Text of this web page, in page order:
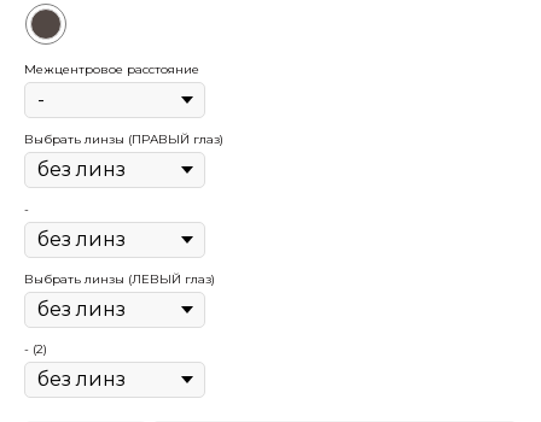
Межцентровое расстояние
Выбрать линзы (ПРАВЫЙ глаз)
-
Выбрать линзы (ЛЕВЫЙ глаз)
- (2)